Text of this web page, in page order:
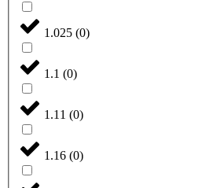
1.025 (0)
1.1 (0)
1.11 (0)
1.16 (0)